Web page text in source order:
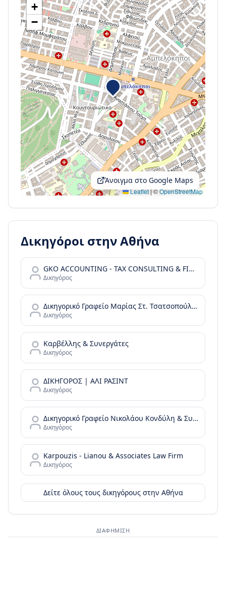
+
−
Leaflet|©OpenStreetMap
Άνοιγμα στο Google Maps
Δικηγόροι στηνΑθήνα
GKO ACCOUNTING - TAX CONSULTING & FINANCIAL SERVICES
Δικηγόρος
Δικηγορικό Γραφείο Μαρίας Στ. Τσατσοπούλου LAW it/Maria Tsatsopoulou Law office
Δικηγόρος
Καρβέλλης & Συνεργάτες
Δικηγόρος
ΔΙΚΗΓΟΡΟΣ | ΑΛΙ ΡΑΣΙΝΤ
Δικηγόρος
Δικηγορικό Γραφείο Νικολάου Κονδύλη & Συνεργατών - N. Kondylis & Partners Law Office
Δικηγόρος
Karpouzis - Lianou & Associates Law Firm
Δικηγόρος
Δείτε όλους τους δικηγόρους στην Αθήνα
ΔΙΑΦΉΜΙΣΗ